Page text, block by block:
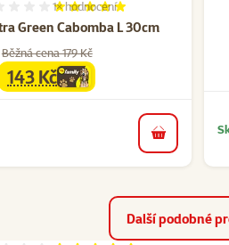
Green Cabomba L 30cm
Hodnocení 100%, počet
1×hodnocení
Běžná cena 179 Kč
familycena
143 Kč
do košíku
Další podobné